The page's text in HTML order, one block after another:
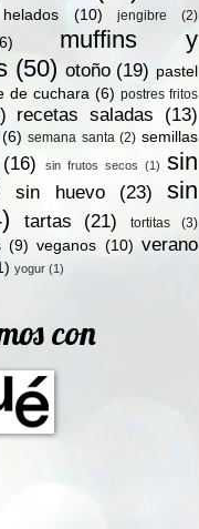
helados (10) jengibre (2)
muffins y
(50) otoño (19) pastel
de cuchara (6) postres fritos
recetas saladas (13)
(6) semana santa (2) semillas
(16) sin frutos secos (1) sin
sin huevo (23)
sin
tartas (21) tortitas
(3)
(9) veganos (10) verano
yogur (1)
con